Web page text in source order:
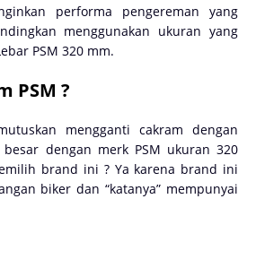
performa pengereman yang
menggunakan ukuran yang
PSM 320 mm.
PSM ?
mengganti cakram dengan
dengan merk PSM ukuran 320
brand ini ? Ya karena brand ini
biker dan “katanya” mempunyai